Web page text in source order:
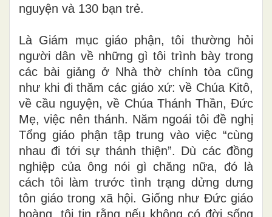
nguyện và 130 bạn trẻ.
Là Giám mục giáo phận, tôi thường hỏi
người dân về những gì tôi trình bày trong
các bài giảng ở Nhà thờ chính tòa cũng
như khi đi thăm các giáo xứ: về Chúa Kitô,
về cầu nguyện, về Chúa Thánh Thần, Đức
Mẹ, việc nên thánh. Năm ngoái tôi đề nghị
Tổng giáo phận tập trung vào việc “cùng
nhau đi tới sự thánh thiện”. Dù các đồng
nghiệp của ông nói gì chăng nữa, đó là
cách tôi làm trước tình trạng dửng dưng
tôn giáo trong xã hội. Giống như Đức giáo
hoàng, tôi tin rằng nếu không có đời sống